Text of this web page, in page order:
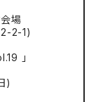
場
2-1)
」
)